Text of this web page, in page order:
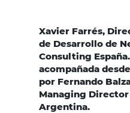
Xavier Farrés,
de Desarrollo de
Consulting
acompañada
por Fernando
Managing Director
Argentina.